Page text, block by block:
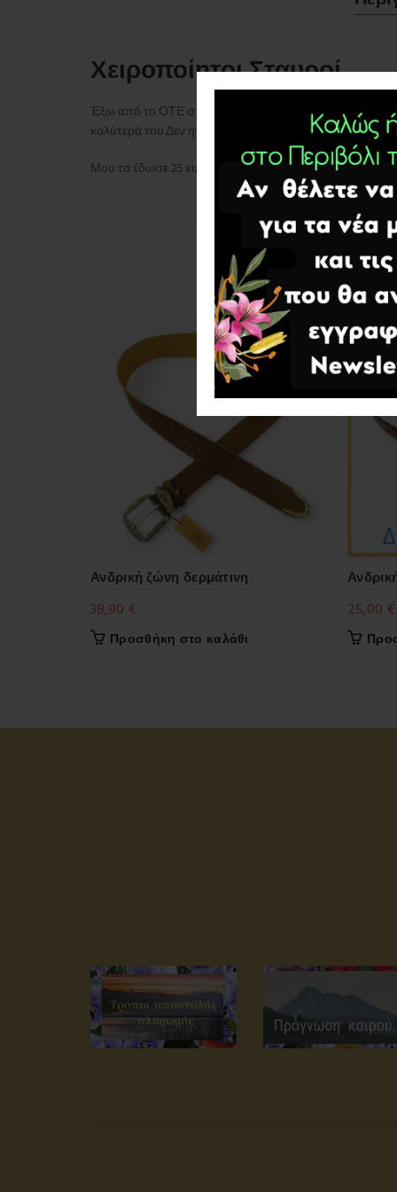
Χειροποίητοι Σταυροί.
Έξω από το ΟΤΕ στις Καρυές ένας νεαρός με την
καλύτερά του.Δεν ήταν Έλληνας,αλλά μιλούσε τα
Μου τα έδωσε 25 ευρώ και τα δύο.
Ανδρική ζώνη δερμάτινη.
38,90 €
Προσθήκη στο καλάθι
25,00 €